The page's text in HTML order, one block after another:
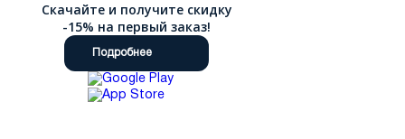
Скачайте и получите скидку
-15% на первый заказ!
Подробнее